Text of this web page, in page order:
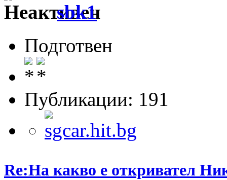
sbk1
Подготвен
Публикации: 191
Re:На какво е откривател